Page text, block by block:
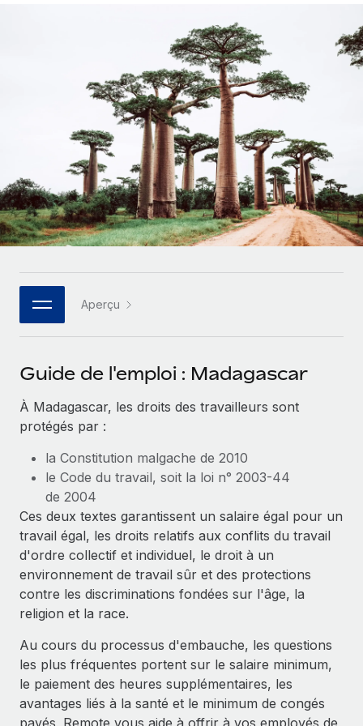
Intégrez et gérez vos freelances partout dans le monde
Sous-traitez les opérations complexes liées à l’emploi
INFRASTRUCTURE
Intégration Remote
Intégrez vos RH aux flux de travail en toute simplicité
Plateforme
Des fonctions RH clés intégrées pour votre équipe
notre MCP
Intégrations
SERVICES
Demandez aux experts
Recevez des conseils d’experts sur les RH à
l’international et la conformité
Contrôles d’antécédents
Simplifiez vos processus de présélection des
candidats
Remote Watchtower
Gardez un temps d’avance sur les risques en
Gestion des appareils
Achetez et suivez vos équipements informatiques
dans le monde entier
Examinez notre service par rapport aux autres
CROISSANCE
Start-ups
Des solutions agiles et internationales pour les RH et la
paie des entreprises en pleine croissance
Entreprises intermédiaires
Développez vos équipes avec des solutions RH sur
mesure
Les RH à l’international pour les grandes entreprises
TRAVAILLONS ENSEMBLE
Intégrez les RH à l’international de manière flexible
Devenir partenaire
Explorez avec nous vos opportunités de partenariat
Remote Build
Bientôt disponible
Conseil en intégrations et automatisations assistées par
l’IA
ÉTUDES DE CAS
Comment Weaviate, l'as de l'IA, a développé
source et AI-first. Sa mission est...
En savoir plus
Calculateur de paiement des freelances
Découvrez les devises disponibles et les vitesses de
paiement pour vos freelances internationaux
APPRENDRE AVEC REMOTE
Recherche et guides
Études de cas
Glossaire RH
Descriptions de postes
Webinaires
Événements
Salle de presse
Données sur les salaires et les talents
Obtenir de l’aide
Voir toutes les ressources
BLOG
Paie multipays
EOR et PEO
Gestion des freelances
Taxes
Italiano
Português (Portugal)
한국어
Connexion
Aperçu
Guide de l'emploi : Madagascar
À Madagascar, les droits des travailleurs sont
protégés par :
la Constitution malgache de 2010
le Code du travail, soit la loi n° 2003-44
de 2004
Ces deux textes garantissent un salaire égal pour un
travail égal, les droits relatifs aux conflits du travail
d'ordre collectif et individuel, le droit à un
environnement de travail sûr et des protections
contre les discriminations fondées sur l'âge, la
religion et la race.
Au cours du processus d'embauche, les questions
les plus fréquentes portent sur le salaire minimum,
le paiement des heures supplémentaires, les
avantages liés à la santé et le minimum de congés
payés. Remote vous aide à offrir à vos employés de